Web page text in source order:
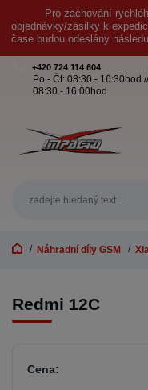
Pro zachování
objednávky/zásilky k
čase budou odeslány
+420 724 114 604
Po - Čt: 08:30 - 16:30hod
08:30 - 16:00hod
Náhradní díly GSM
Redmi 12C
Cena: